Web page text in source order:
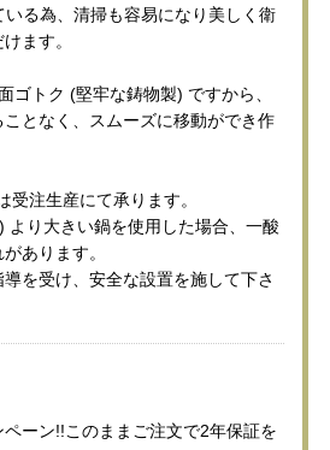
る為、清掃も容易になり美しく衛
ます。
ゴトク (堅牢な鋳物製) ですから、
となく、スムーズに移動ができ作
注生産にて承ります。
り大きい鍋を使用した場合、一酸
あります。
を受け、安全な設置を施して下さ
ーン!!このままご注文で2年保証を